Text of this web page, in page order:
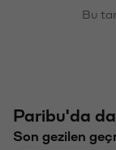
Bu
Paribu'da
Son gezilen